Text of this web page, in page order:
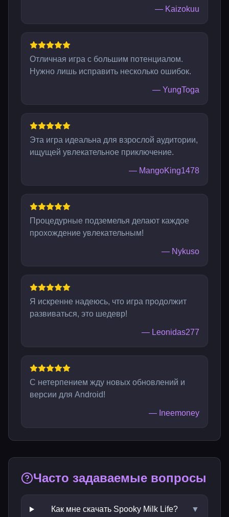
— Kaizokuu
Отличная игра с большим потенциалом.
Нужно лишь исправить несколько ошибок.
— YungToga
Эта игра идеальна для взрослой аудитории,
ищущей увлекательное приключение.
— MangoKing1478
Процедурные подземелья делают каждое
прохождение увлекательным!
— Nykuso
Я искренне надеюсь, что игра продолжит
развиваться, это шедевр!
— Leonidas277
С нетерпением жду новых обновлений и
версии для Android!
— Ineemoney
Часто задаваемые вопросы
Как мне скачать Spooky Milk Life? ▼